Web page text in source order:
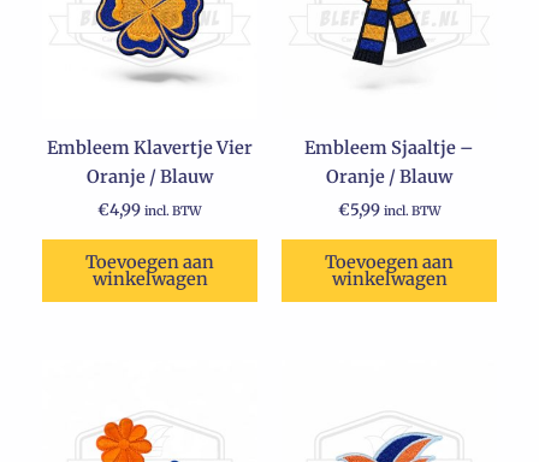
Embleem Klavertje Vier
Oranje / Blauw
€4,99 incl. BTW
Toevoegen aan
winkelwagen
Embleem Sjaaltje –
Oranje / Blauw
€5,99 incl. BTW
Toevoegen aan
winkelwagen